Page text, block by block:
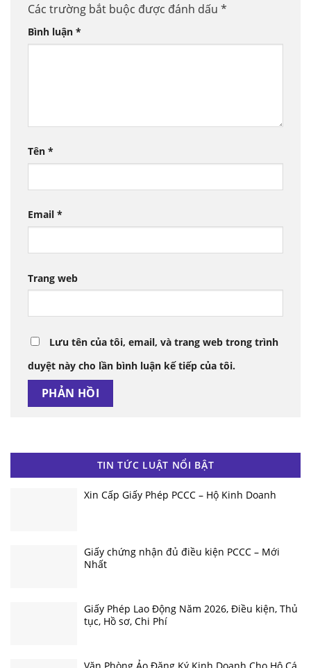
Các trường bắt buộc được đánh dấu *
Bình luận *
Tên *
Email *
Trang web
Lưu tên của tôi, email, và trang web trong trình
duyệt này cho lần bình luận kế tiếp của tôi.
TIN TỨC LUẬT NỔI BẬT
Xin Cấp Giấy Phép PCCC – Hộ Kinh Doanh
Giấy chứng nhận đủ điều kiện PCCC – Mới
Nhất
Giấy Phép Lao Động Năm 2026, Điều kiện, Thủ
tục, Hồ sơ, Chi Phí